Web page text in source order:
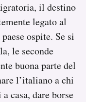
il destino
legato al
ospite. Se si
le seconde
buona parte del
l’italiano a chi
casa, dare borse